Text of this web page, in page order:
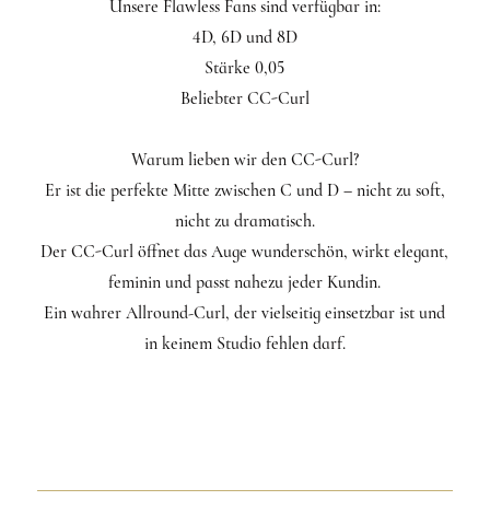
Unsere Flawless Fans sind verfügbar in:
4D, 6D und 8D
Stärke 0,05
Beliebter CC-Curl
Warum lieben wir den CC-Curl?
Er ist die perfekte Mitte zwischen C und D – nicht zu soft,
nicht zu dramatisch.
Der CC-Curl öffnet das Auge wunderschön, wirkt elegant,
feminin und passt nahezu jeder Kundin.
Ein wahrer Allround-Curl, der vielseitig einsetzbar ist und
in keinem Studio fehlen darf.